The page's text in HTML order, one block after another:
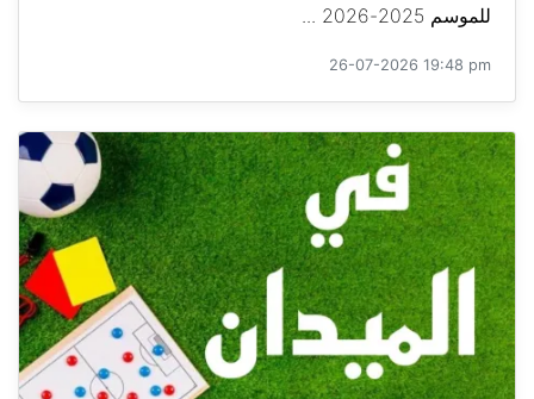
للموسم 2025-2026 ...
26-07-2026 19:48 pm